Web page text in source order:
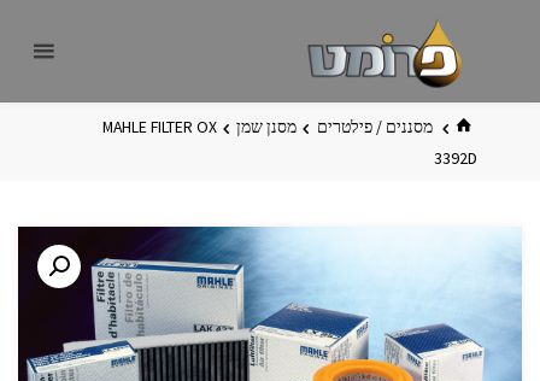
בית מסננים / פילטרים מסנן שמן
MAHLE FILTER OX
3392D